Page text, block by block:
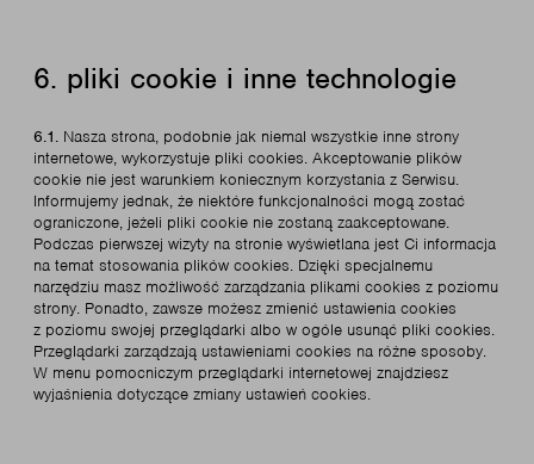
6. pliki cookie i inne technologie
6.1. Nasza strona, podobnie jak niemal wszystkie inne strony
internetowe, wykorzystuje pliki cookies. Akceptowanie plików
cookie nie jest warunkiem koniecznym korzystania z Serwisu.
Informujemy jednak, że niektóre funkcjonalności mogą zostać
ograniczone, jeżeli pliki cookie nie zostaną zaakceptowane.
Podczas pierwszej wizyty na stronie wyświetlana jest Ci informacja
na temat stosowania plików cookies. Dzięki specjalnemu
narzędziu masz możliwość zarządzania plikami cookies z poziomu
strony. Ponadto, zawsze możesz zmienić ustawienia cookies
z poziomu swojej przeglądarki albo w ogóle usunąć pliki cookies.
Przeglądarki zarządzają ustawieniami cookies na różne sposoby.
W menu pomocniczym przeglądarki internetowej znajdziesz
wyjaśnienia dotyczące zmiany ustawień cookies.